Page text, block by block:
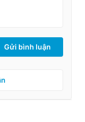
Gửi bình luận